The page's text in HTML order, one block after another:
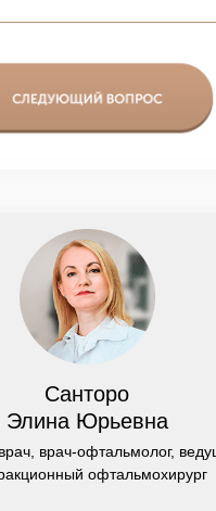
Санторо
Элина Юрьевна
врач-офтальмолог,
офтальмохирург